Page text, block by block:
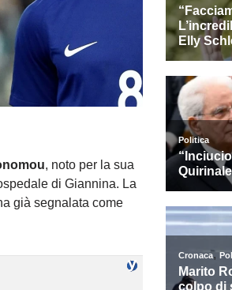
, noto per la sua
di Giannina. La
già segnalata come